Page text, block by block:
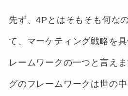
先ず、4Pとはそもそも何な
て、マーケティング戦略を
レームワークの一つと言え
グのフレームワークは世の